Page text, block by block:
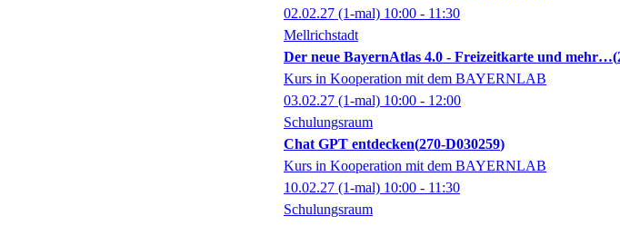
02.02.27 (1-mal) 10:00 - 11:30
Mellrichstadt
Der neue BayernAtlas 4.0 - Freizeitkarte und mehr…
Kurs in Kooperation mit dem BAYERNLAB
03.02.27 (1-mal) 10:00 - 12:00
Schulungsraum
Chat GPT entdecken 270-D030259
Kurs in Kooperation mit dem BAYERNLAB
10.02.27 (1-mal) 10:00 - 11:30
Schulungsraum